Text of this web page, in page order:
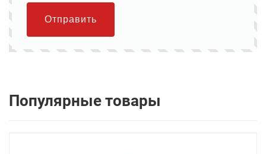
Отправить
Популярные товары